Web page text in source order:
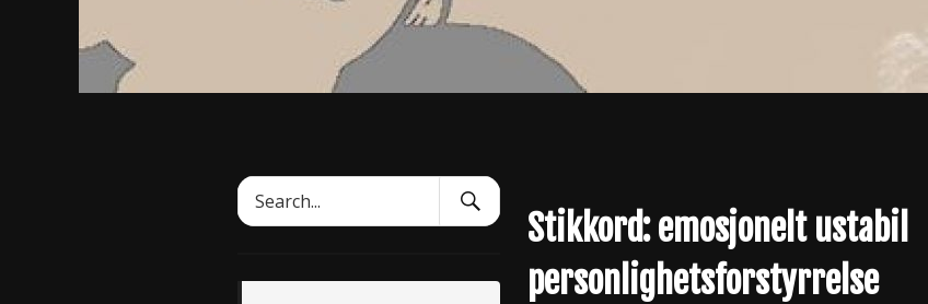
Stikkord:emosjonelt ustabil
personlighetsforstyrrelse
Search
for:
Search
Submit